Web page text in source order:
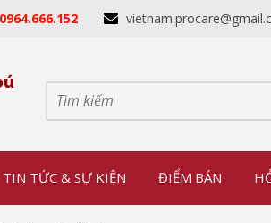
0964.666.152
TIN TỨC & SỰ KIỆN ĐIỂM BÁN